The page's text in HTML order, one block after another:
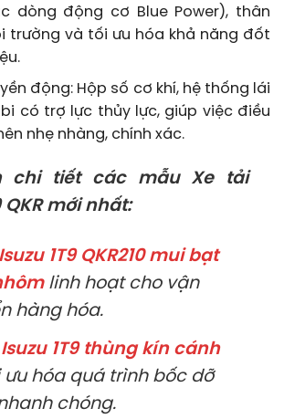
dòng động cơ Blue Power), thân
trường và tối ưu hóa khả năng đốt
động: Hộp số cơ khí, hệ thống lái
có trợ lực thủy lực, giúp việc điều
nhẹ nhàng, chính xác.
chi tiết các mẫu Xe tải
QKR mới nhất:
1T9 QKR210 mui bạt
linh hoạt cho vận
hàng hóa.
1T9 thùng kín cánh
hóa quá trình bốc dỡ
chóng.